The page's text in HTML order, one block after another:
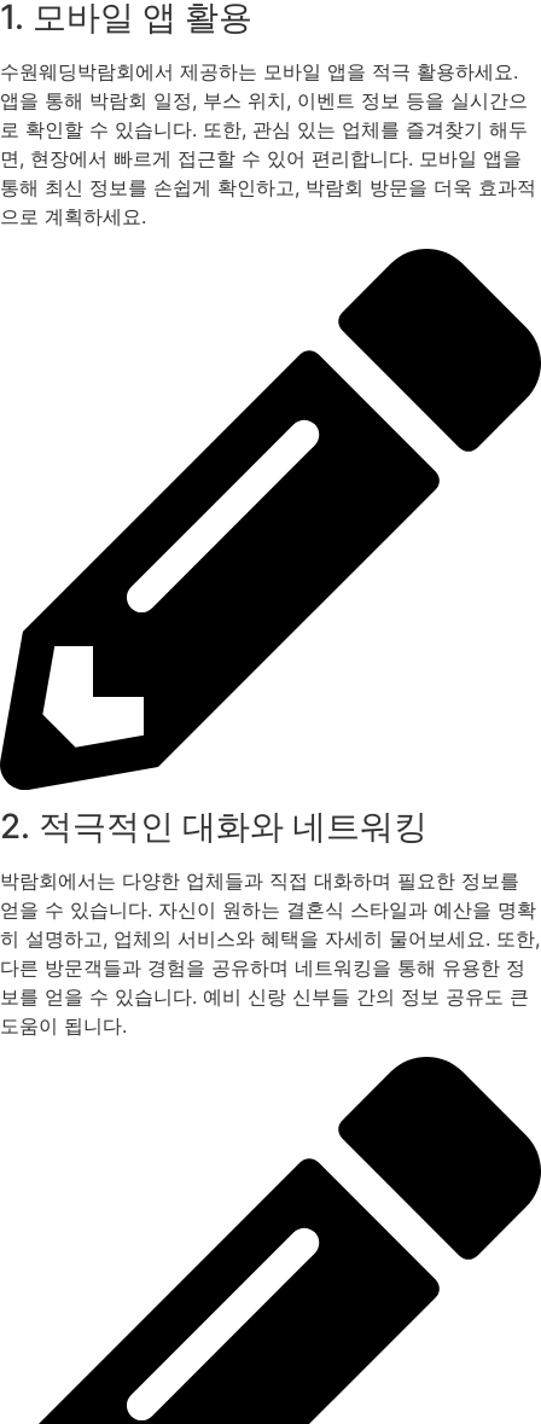
1. 모바일 앱 활용
수원웨딩박람회에서 제공하는 모바일 앱을 적극 활용하세요.
앱을 통해 박람회 일정, 부스 위치, 이벤트 정보 등을 실시간으
로 확인할 수 있습니다. 또한, 관심 있는 업체를 즐겨찾기 해두
면, 현장에서 빠르게 접근할 수 있어 편리합니다. 모바일 앱을
통해 최신 정보를 손쉽게 확인하고, 박람회 방문을 더욱 효과적
으로 계획하세요.
2. 적극적인 대화와 네트워킹
박람회에서는 다양한 업체들과 직접 대화하며 필요한 정보를
얻을 수 있습니다. 자신이 원하는 결혼식 스타일과 예산을 명확
히 설명하고, 업체의 서비스와 혜택을 자세히 물어보세요. 또한,
다른 방문객들과 경험을 공유하며 네트워킹을 통해 유용한 정
보를 얻을 수 있습니다. 예비 신랑 신부들 간의 정보 공유도 큰
도움이 됩니다.